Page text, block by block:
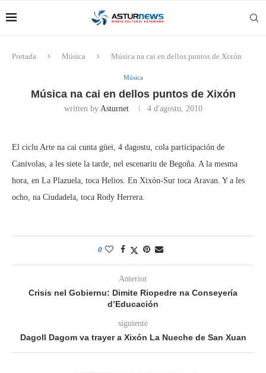
Portada Música Música na cai en dellos puntos de Xixón
Música
Música na cai en dellos puntos de Xixón
written by Asturnet 4 d'agostu, 2010
El ciclu Arte na cai cunta güei, 4 dagostu, cola participación de
Canivolas, a les siete la tarde, nel escenariu de Begoña. A la mesma
hora, en La Plazuela, toca Helios. En Xixón-Sur toca Aravan. Y a les
ocho, na Ciudadela, toca Rody Herrera.
0
Anterior
Crisis nel Gobiernu: Dimite Riopedre na Conseyería
d’Educación
siguiente
Dagoll Dagom va trayer a Xixón La Nueche de San Xuan